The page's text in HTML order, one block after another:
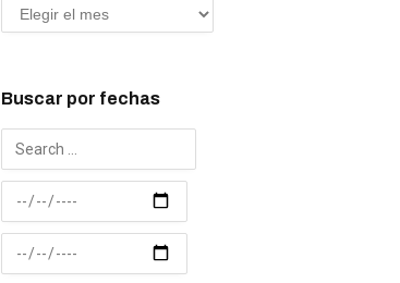
Buscar por fechas